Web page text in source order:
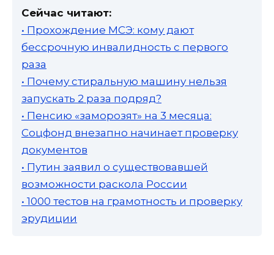
Сейчас читают:
• Прохождение МСЭ: кому дают
бессрочную инвалидность с первого
раза
• Почему стиральную машину нельзя
запускать 2 раза подряд?
• Пенсию «заморозят» на 3 месяца:
Соцфонд внезапно начинает проверку
документов
• Путин заявил о существовавшей
возможности раскола России
• 1000 тестов на грамотность и проверку
эрудиции